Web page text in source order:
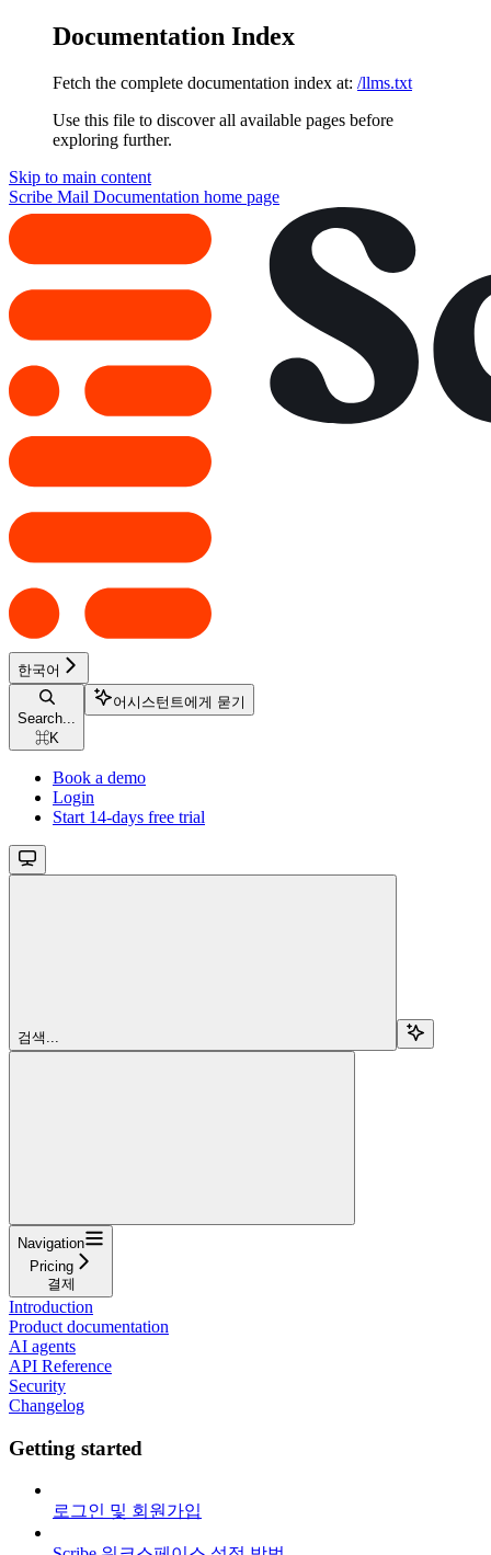
Documentation Index
Fetch the complete documentation index at: /llms.txt
Use this file to discover all available pages before
exploring further.
Skip to main content
Scribe Mail Documentation home page
한국어
Search...
⌘K
어시스턴트에게 묻기
Book a demo
Login
Start 14-days free trial
검색...
Navigation
Pricing
결제
Introduction
Product documentation
AI agents
API Reference
Security
Changelog
Getting started
로그인 및 회원가입